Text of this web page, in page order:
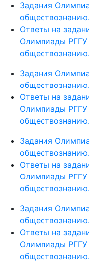
Задания
Ответы на
Олимпиады РГГУ
Задания
Ответы на
Олимпиады РГГУ
Задания
Ответы на
Олимпиады РГГУ
Задания
обществознанию.
Ответы на
Олимпиады РГГУ
обществознанию.